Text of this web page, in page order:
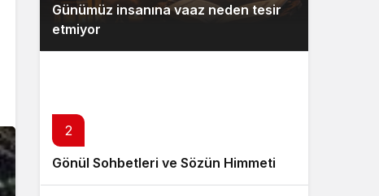
Günümüz insanına vaaz neden tesir
etmiyor
2
Gönül Sohbetleri ve Sözün Himmeti